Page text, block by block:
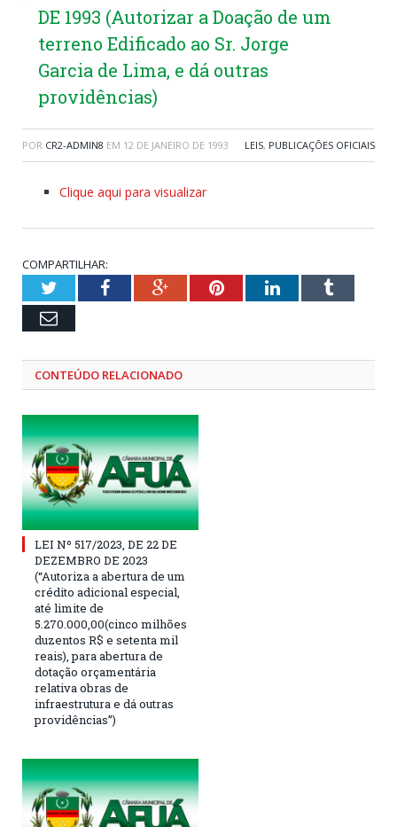
DE 1993 (Autorizar a Doação de um
terreno Edificado ao Sr. Jorge
Garcia de Lima, e dá outras
providências)
POR CR2-ADMIN8 EM 12 DE JANEIRO DE 1993 LEIS, PUBLICAÇÕES OFICIAIS
Clique aqui para visualizar
COMPARTILHAR:
TwitterFacebookGoogle+PinterestLinkedInTumblr
Email
CONTEÚDO RELACIONADO
LEI Nº 517/2023, DE 22 DE
DEZEMBRO DE 2023
(“Autoriza a abertura de um
crédito adicional especial,
até limite de
5.270.000,00(cinco milhões
duzentos R$ e setenta mil
reais), para abertura de
dotação orçamentária
relativa obras de
infraestrutura e dá outras
providências”)